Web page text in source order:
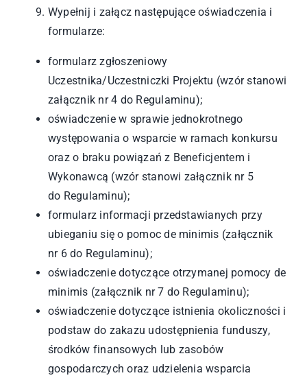
Wypełnij i załącz następujące oświadczenia i
formularze:
formularz zgłoszeniowy
Uczestnika/Uczestniczki Projektu (wzór stanowi
załącznik nr 4 do Regulaminu);
oświadczenie w sprawie jednokrotnego
występowania o wsparcie w ramach konkursu
oraz o braku powiązań z Beneficjentem i
Wykonawcą (wzór stanowi załącznik nr 5
do Regulaminu);
formularz informacji przedstawianych przy
ubieganiu się o pomoc de minimis (załącznik
nr 6 do Regulaminu);
oświadczenie dotyczące otrzymanej pomocy de
minimis (załącznik nr 7 do Regulaminu);
oświadczenie dotyczące istnienia okoliczności i
podstaw do zakazu udostępnienia funduszy,
środków finansowych lub zasobów
gospodarczych oraz udzielenia wsparcia